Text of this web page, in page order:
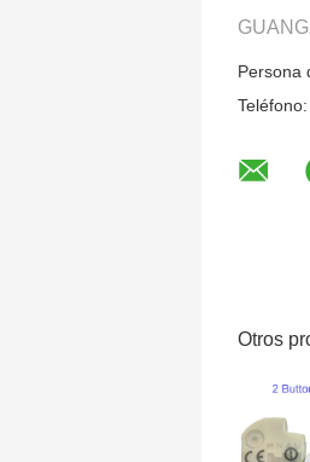
Persona
Teléfono:
Otros